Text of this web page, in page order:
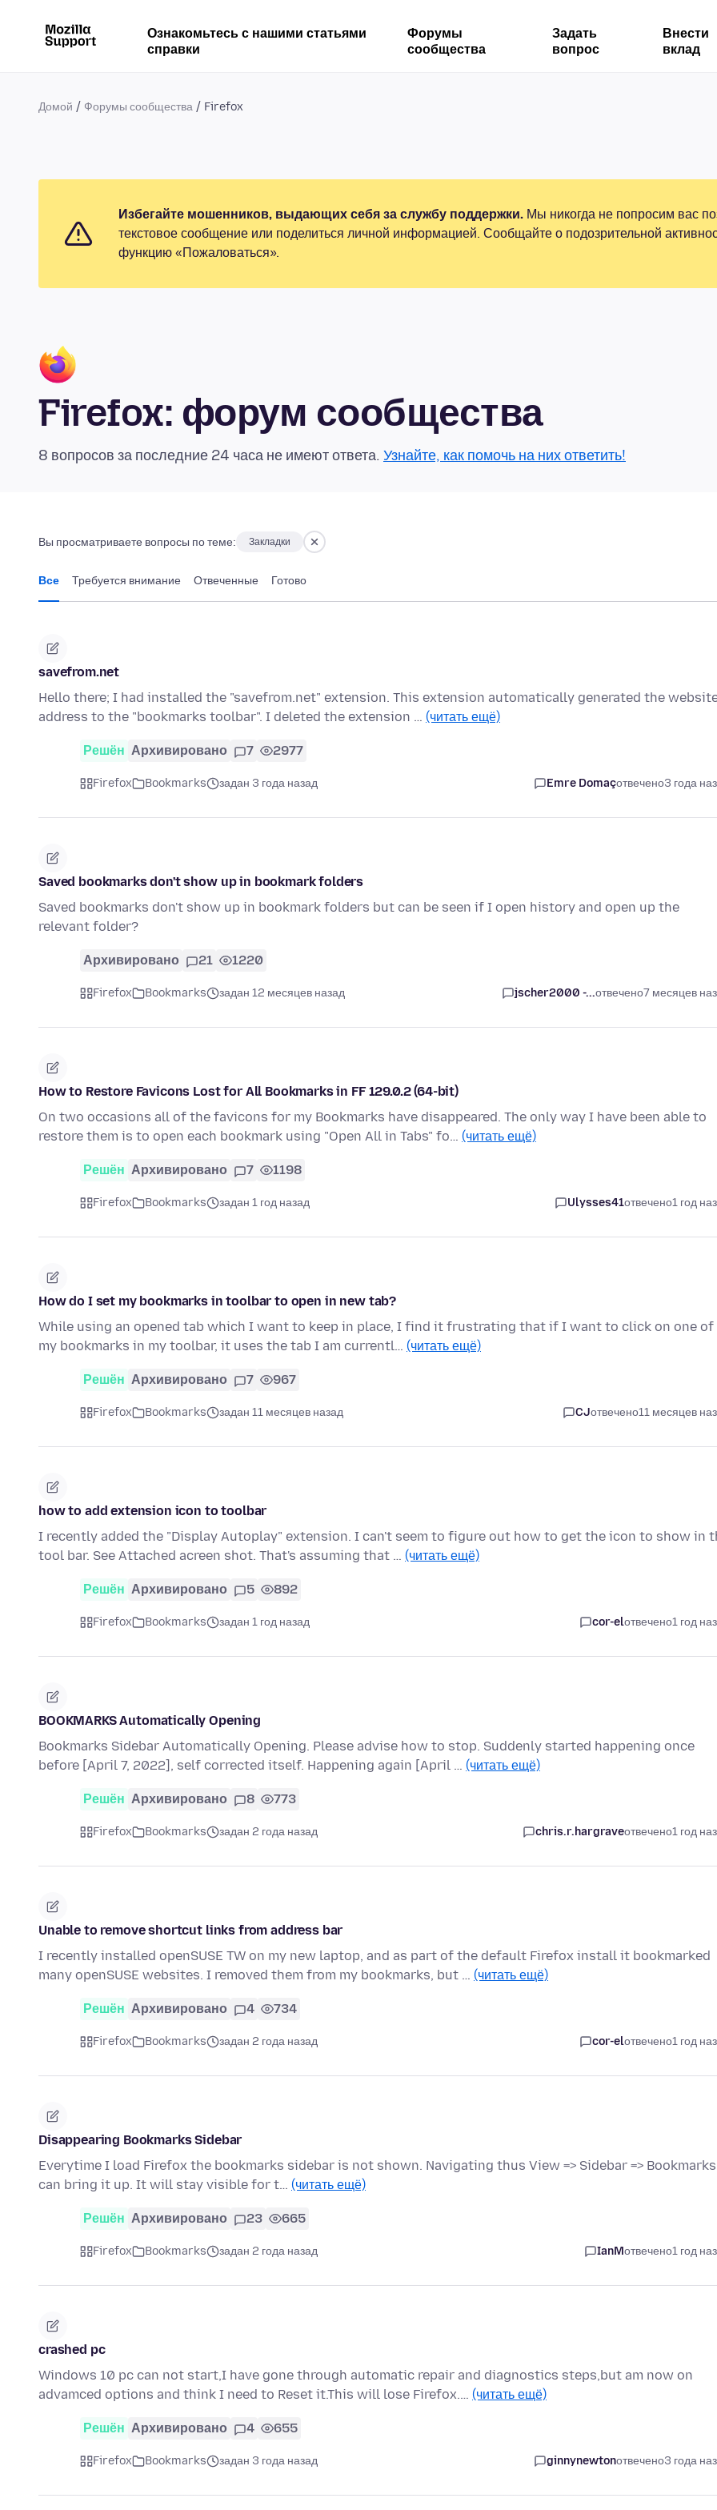
Ознакомьтесь с нашими статьями
справки
Форумы
сообщества
Задать
вопрос
Внести
вклад
Домой Форумы сообщества Firefox
Избегайте мошенников, выдающих себя за службу поддержки. Мы никогда не попросим вас
текстовое сообщение или поделиться личной информацией. Сообщайте о подозрительной
функцию «Пожаловаться».
Firefox: форум сообщества
8 вопросов за последние 24 часа не имеют ответа. Узнайте, как помочь на них ответить!
Вы просматриваете вопросы по теме: Закладки
Все Требуется внимание Отвеченные Готово
savefrom.net
Hello there; I had installed the "savefrom.net" extension. This extension automatically generated the
address to the "bookmarks toolbar". I deleted the extension … (читать ещё)
Решён Архивировано 7 2977
Firefox Bookmarks задан 3 года назад Emre Domaçотвечено3 года
Saved bookmarks don't show up in bookmark folders
Saved bookmarks don't show up in bookmark folders but can be seen if I open history and open up the
relevant folder?
Архивировано 21 1220
Firefox Bookmarks задан 12 месяцев назад jscher2000 -...отвечено7 месяцев
How to Restore Favicons Lost for All Bookmarks in FF 129.0.2 (64-bit)
On two occasions all of the favicons for my Bookmarks have disappeared. The only way I have been able to
restore them is to open each bookmark using "Open All in Tabs" fo… (читать ещё)
Решён Архивировано 7 1198
Firefox Bookmarks задан 1 год назад Ulysses41отвечено1 год
How do I set my bookmarks in toolbar to open in new tab?
While using an opened tab which I want to keep in place, I find it frustrating that if I want to click on one of
my bookmarks in my toolbar, it uses the tab I am currentl… (читать ещё)
Решён Архивировано 7 967
Firefox Bookmarks задан 11 месяцев назад CJотвечено11 месяцев
how to add extension icon to toolbar
I recently added the "Display Autoplay" extension. I can't seem to figure out how to get the icon to show in
tool bar. See Attached acreen shot. That's assuming that … (читать ещё)
Решён Архивировано 5 892
Firefox Bookmarks задан 1 год назад cor-elотвечено1 год
BOOKMARKS Automatically Opening
Bookmarks Sidebar Automatically Opening. Please advise how to stop. Suddenly started happening once
before [April 7, 2022], self corrected itself. Happening again [April … (читать ещё)
Решён Архивировано 8 773
Firefox Bookmarks задан 2 года назад chris.r.hargraveотвечено1 год
Unable to remove shortcut links from address bar
I recently installed openSUSE TW on my new laptop, and as part of the default Firefox install it bookmarked
many openSUSE websites. I removed them from my bookmarks, but … (читать ещё)
Решён Архивировано 4 734
Firefox Bookmarks задан 2 года назад cor-elотвечено1 год
Disappearing Bookmarks Sidebar
Everytime I load Firefox the bookmarks sidebar is not shown. Navigating thus View => Sidebar =>
can bring it up. It will stay visible for t… (читать ещё)
Решён Архивировано 23 665
Firefox Bookmarks задан 2 года назад IanMотвечено1 год
crashed pc
Windows 10 pc can not start,I have gone through automatic repair and diagnostics steps,but am now on
advamced options and think I need to Reset it.This will lose Firefox.… (читать ещё)
Решён Архивировано 4 655
Firefox Bookmarks задан 3 года назад ginnynewtonотвечено3 года